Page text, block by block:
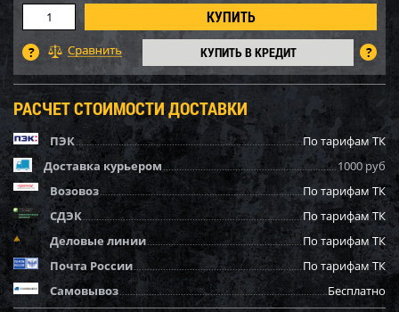
КУПИТЬ В КРЕДИТ
РАСЧЕТ СТОИМОСТИ ДОСТАВКИ
ПЭК
По тарифам ТК
Доставка курьером
1000 руб
Возовоз
По тарифам ТК
СДЭК
По тарифам ТК
Деловые линии
По тарифам ТК
Почта России
По тарифам ТК
Самовывоз
Бесплатно